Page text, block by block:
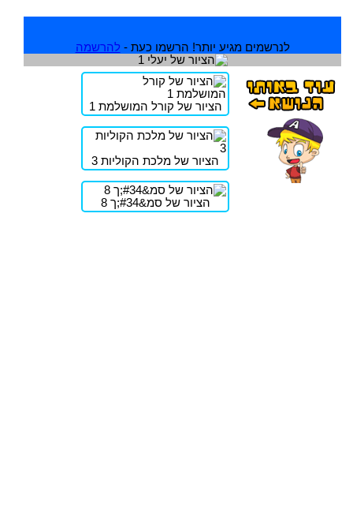
לנרשמים מגיע יותר! הרשמו כעת - להרשמה
הציור של קורל המושלמת 1
הציור של מלכת הקוליות 3
הציור של סמ&#34;ך 8